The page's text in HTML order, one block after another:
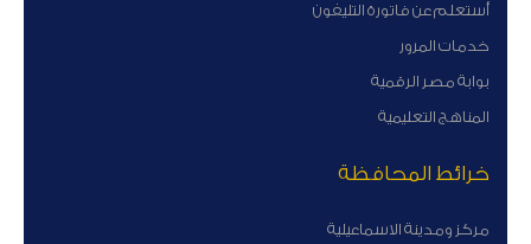
أستعلم عن فاتورة التليفون
خدمات المرور
بوابة مصر الرقمية
المناهج التعليمية
خرائط المحافظة
مركز ومدينة الاسماعيلية